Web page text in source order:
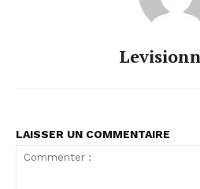
LAISSER UN COMMENTAIRE